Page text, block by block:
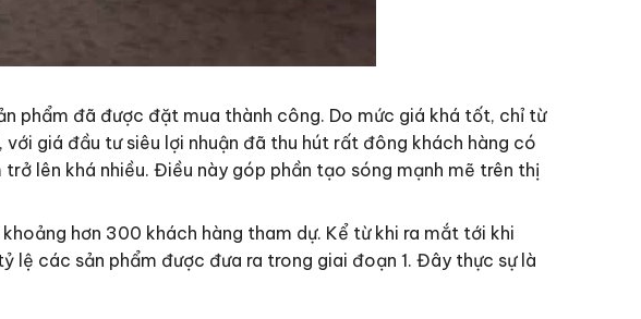
phẩm đã được đặt mua thành công. Do mức giá khá tốt, chỉ từ
giá đầu tư siêu lợi nhuận đã thu hút rất đông khách hàng có
lên khá nhiều. Điều này góp phần tạo sóng mạnh mẽ trên thị
hơn 300 khách hàng tham dự. Kể từ khi ra mắt tới khi
các sản phẩm được đưa ra trong giai đoạn 1. Đây thực sự là